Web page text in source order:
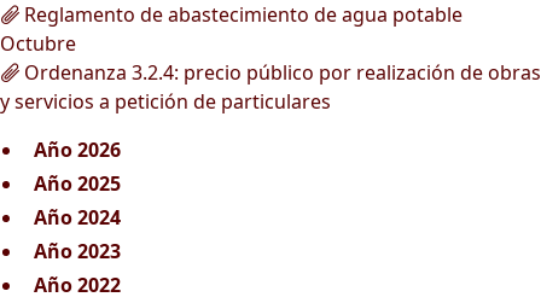
Reglamento de abastecimiento de agua potable
Octubre
Ordenanza 3.2.4: precio público por realización de obras
y servicios a petición de particulares
Año 2026
Año 2025
Año 2024
Año 2023
Año 2022